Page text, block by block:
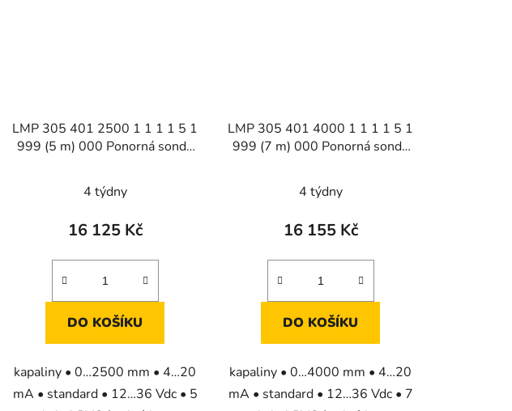
LMP 305 401 2500 1 1 1 1 5 1
999 (5 m) 000 Ponorná sonda
kapalin
4 týdny
16 125 Kč
DO KOŠÍKU
kapaliny • 0…2500 mm • 4…20
mA • standard • 12…36 Vdc • 5
LMP 305 401 4000 1 1 1 1 5 1
999 (7 m) 000 Ponorná sonda
kapalin
4 týdny
16 155 Kč
DO KOŠÍKU
kapaliny • 0…4000 mm • 4…20
mA • standard • 12…36 Vdc • 7